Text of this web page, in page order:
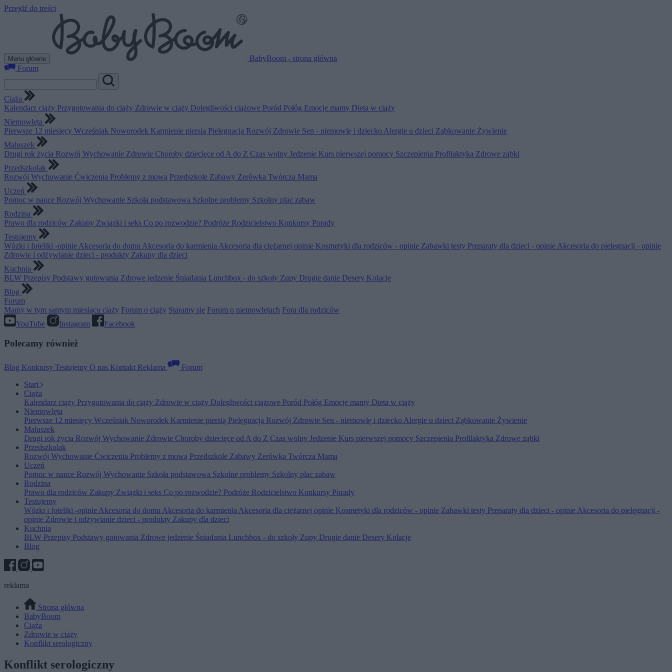
Przejdź do treści
Menu główne
BabyBoom - strona główna
Forum
Ciąża
Kalendarz ciąży Przygotowania do ciąży Zdrowie w ciąży Dolegliwości ciążowe Poród Połóg Emocje mamy Dieta w ciąży
Niemowlęta
Pierwsze 12 miesięcy Wcześniak Noworodek Karmienie piersią Pielęgnacja Rozwój Zdrowie Sen - niemowlę i dziecko Alergie u dzieci Ząbkowanie Żywienie
Maluszek
Drugi rok życia Rozwój Wychowanie Zdrowie Choroby dziecięce od A do Z Czas wolny Jedzenie Kurs pierwszej pomocy Szczepienia Profilaktyka Zdrowe ząbki
Przedszkolak
Rozwój Wychowanie Ćwiczenia Problemy z mową Przedszkole Zabawy Zerówka Twórcza Mama
Uczeń
Pomoc w nauce Rozwój Wychowanie Szkoła podstawowa Szkolne problemy Szkolny plac zabaw
Rodzina
Prawo dla rodziców Zakupy Związki i seks Co po rozwodzie? Podróże Rodzicielstwo Konkursy Porady
Testujemy
Wózki i foteliki -opinie Akcesoria do domu Akcesoria do karmienia Akcesoria dla ciężarnej opinie Kosmetyki dla rodziców - opinie Zabawki testy Preparaty dla dzieci - opinie Akcesoria do pielęgnacji - opinie
Zdrowie i odżywianie dzieci - produkty Zakupy dla dzieci
Kuchnia
BLW Przepisy Podstawy gotowania Zdrowe jedzenie Śniadania Lunchbox - do szkoły Zupy Drugie danie Desery Kolacje
Blog
Forum
Mamy w tym samym miesiącu ciąży Forum o ciąży Staramy się Forum o niemowlętach Fora dla rodziców
YouTube
Instagram Facebook
Polecamy również
Blog Konkursy Testujemy O nas Kontakt Reklama
Forum
Start
Ciąża
Kalendarz ciąży Przygotowania do ciąży Zdrowie w ciąży Dolegliwości ciążowe Poród Połóg Emocje mamy Dieta w ciąży
Niemowlęta
Pierwsze 12 miesięcy Wcześniak Noworodek Karmienie piersią Pielęgnacja Rozwój Zdrowie Sen - niemowlę i dziecko Alergie u dzieci Ząbkowanie Żywienie
Maluszek
Drugi rok życia Rozwój Wychowanie Zdrowie Choroby dziecięce od A do Z Czas wolny Jedzenie Kurs pierwszej pomocy Szczepienia Profilaktyka Zdrowe ząbki
Przedszkolak
Rozwój Wychowanie Ćwiczenia Problemy z mową Przedszkole Zabawy Zerówka Twórcza Mama
Uczeń
Pomoc w nauce Rozwój Wychowanie Szkoła podstawowa Szkolne problemy Szkolny plac zabaw
Rodzina
Prawo dla rodziców Zakupy Związki i seks Co po rozwodzie? Podróże Rodzicielstwo Konkursy Porady
Testujemy
Wózki i foteliki -opinieAkcesoria do domu Akcesoria do karmieniaAkcesoria dla ciężarnej opinie Kosmetyki dla rodziców - opinie Zabawki testy Preparaty dla dzieci - opinieAkcesoria do pielęgnacji -
opinie Zdrowie i odżywianie dzieci - produkty Zakupy dla dzieci
Kuchnia
BLW Przepisy Podstawy gotowania Zdrowe jedzenie Śniadania Lunchbox - do szkoły Zupy Drugie danie Desery Kolacje
Blog
reklama
Strona główna
BabyBoom
Ciąża
Zdrowie w ciąży
Konflikt serologiczny
Konflikt serologiczny